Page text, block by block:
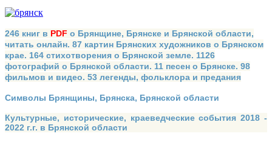
246 книг в PDF о Брянщине, Брянске и Брянской области,
читать онлайн. 87 картин Брянских художников о Брянском
крае. 164 стихотворения о Брянской земле. 1126
фотографий о Брянской области. 11 песен о Брянске. 98
фильмов и видео. 53 легенды, фольклора и предания
Символы Брянщины, Брянска, Брянской области
Культурные, исторические, краеведческие события 2018 -
2022 г.г. в Брянской области